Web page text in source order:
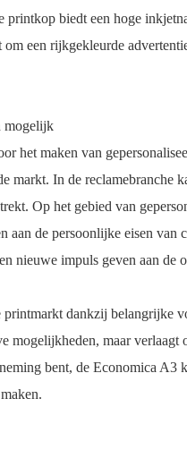
biedt een hoge
een ​​rijkgekleurde
mogelijk
maken van
In de reclamebranche
Op het gebied van
de persoonlijke eisen van
nieuwe impuls geven aan
dankzij belangrijke
mogelijkheden, maar
bent, de Economica